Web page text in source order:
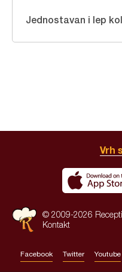
Jednostavan i lep
Vrh
© 2009-2026
Kontakt
Facebook Twitter Youtube